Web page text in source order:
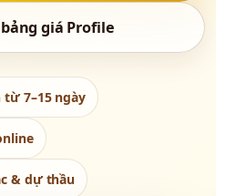
giá Profile
từ 7–15 ngày
& dự thầu